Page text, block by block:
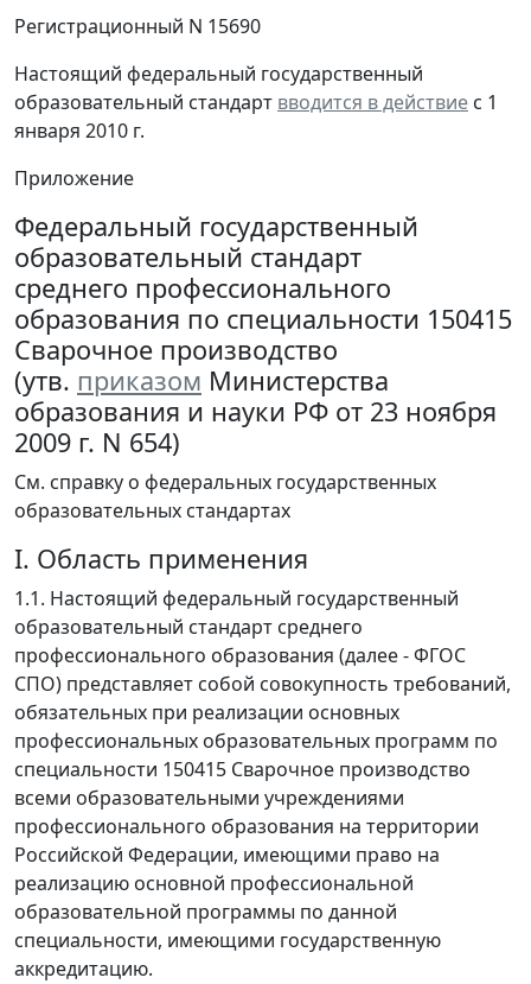
Регистрационный N 15690
Настоящий федеральный государственный
образовательный стандарт вводится в действие с 1
января 2010 г.
Приложение
Федеральный государственный
образовательный стандарт
среднего профессионального
образования по специальности 150415
Сварочное производство
(утв. приказом Министерства
образования и науки РФ от 23 ноября
2009 г. N 654)
См. справку о федеральных государственных
образовательных стандартах
I. Область применения
1.1. Настоящий федеральный государственный
образовательный стандарт среднего
профессионального образования (далее - ФГОС
СПО) представляет собой совокупность требований,
обязательных при реализации основных
профессиональных образовательных программ по
специальности 150415 Сварочное производство
всеми образовательными учреждениями
профессионального образования на территории
Российской Федерации, имеющими право на
реализацию основной профессиональной
образовательной программы по данной
специальности, имеющими государственную
аккредитацию.